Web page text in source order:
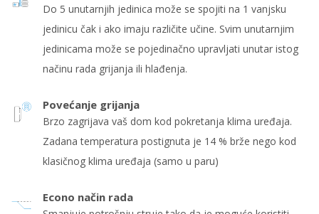
Do 5 unutarnjih jedinica može se spojiti na 1 vanjsku
jedinicu čak i ako imaju različite učine. Svim unutarnjim
jedinicama može se pojedinačno upravljati unutar istog
načinu rada grijanja ili hlađenja.
Povećanje grijanja
Brzo zagrijava vaš dom kod pokretanja klima uređaja.
Zadana temperatura postignuta je 14 % brže nego kod
klasičnog klima uređaja (samo u paru)
Econo način rada